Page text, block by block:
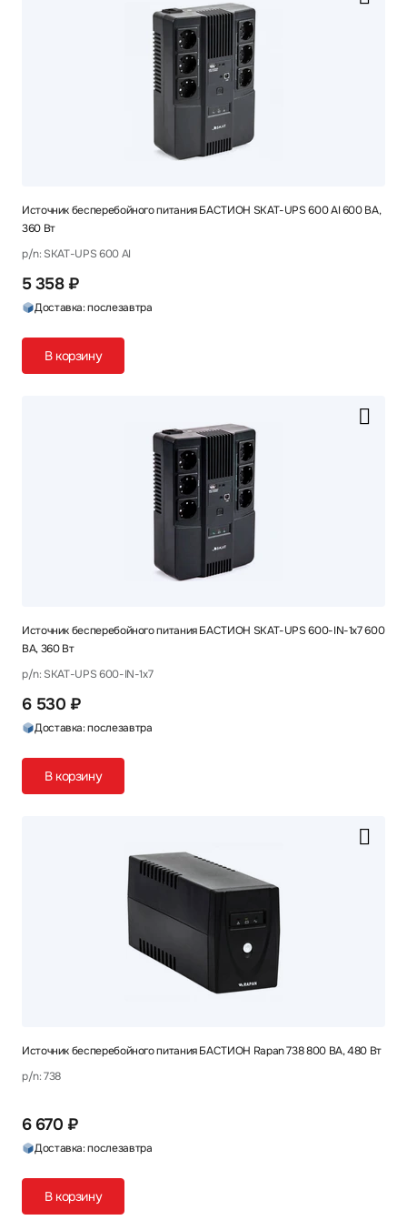
Источник бесперебойного питания БАСТИОН SKAT-UPS 600 AI 600 ВА,
360 Вт
p/n: SKAT-UPS 600 AI
5 358 ₽
Доставка: послезавтра
В корзину
Источник бесперебойного питания БАСТИОН SKAT-UPS 600-IN-1x7 600
ВА, 360 Вт
p/n: SKAT-UPS 600-IN-1x7
6 530 ₽
Доставка: послезавтра
В корзину
Источник бесперебойного питания БАСТИОН Rapan 738 800 ВА, 480 Вт
p/n: 738
6 670 ₽
Доставка: послезавтра
В корзину